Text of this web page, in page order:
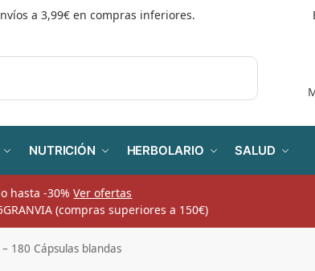
a 3,99€ en compras inferiores.
NUTRICIÓN HERBOLARIO SALUD
hasta -30%Ver ofertas
(compras superiores a 150€)
180 Cápsulas blandas